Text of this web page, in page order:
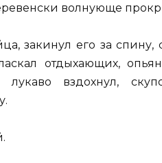
волнующе
закинул его за спину,
отдыхающих,
лукаво вздохнул,